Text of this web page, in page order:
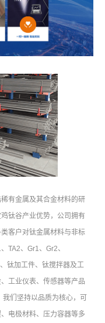
有金属及其合金材料的研
钛谷产业优势，公司拥有
客户对钛金属材料与非标
TA2、Gr1、Gr2、
钛加工件、钛搅拌器及工
工业仪表、传感器等产品
们坚持以品质为核心，可
电极材料、压力容器等多